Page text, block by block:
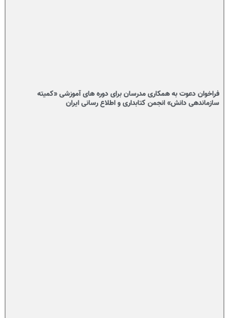
فراخوان دعوت به همکاری مدرسان برای دوره های آموزشی «کمیته
سازماندهی دانش» انجمن کتابداری و اطلاع رسانی ایران